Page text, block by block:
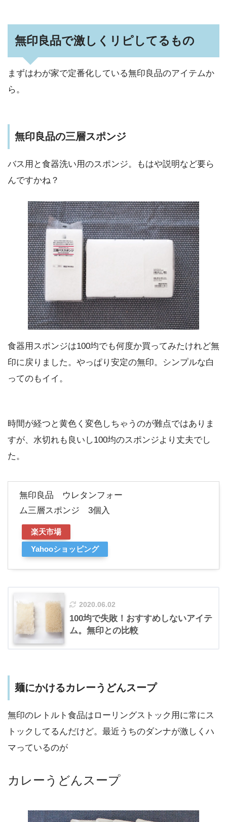
無印良品で激しくリピしてるもの
まずはわが家で定番化している無印良品のアイテムか
ら。
無印良品の三層スポンジ
バス用と食器洗い用のスポンジ。もはや説明など要ら
んですかね？
食器用スポンジは100均でも何度か買ってみたけれど無
印に戻りました。やっぱり安定の無印。シンプルな白
ってのもイイ。
時間が経つと黄色く変色しちゃうのが難点ではありま
すが、水切れも良いし100均のスポンジより丈夫でし
た。
無印良品 ウレタンフォー
ム三層スポンジ 3個入
楽天市場
Yahooショッピング
2020.06.02
100均で失敗！おすすめしないアイテ
ム。無印との比較
麺にかけるカレーうどんスープ
無印のレトルト食品はローリングストック用に常にス
トックしてるんだけど。最近うちのダンナが激しくハ
マっているのが
カレーうどんスープ